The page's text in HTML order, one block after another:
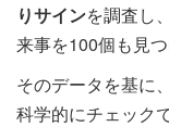
りサインを調査し
来事を100個も見つ
そのデータを基に
科学的にチェック